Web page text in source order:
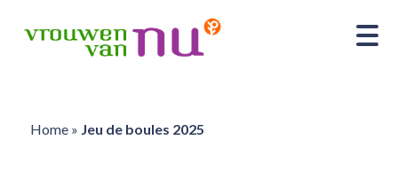
Home» Jeu de boules 2025